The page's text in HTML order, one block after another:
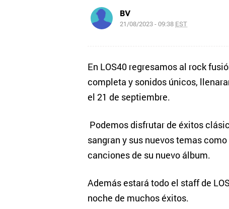
BV
21/08/2023 - 09:38 EST
En LOS40 regresamos al rock
completa y sonidos únicos,
el 21 de septiembre.
Podemos disfrutar de éxitos
sangran y sus nuevos temas
canciones de su nuevo álbum.
Además estará todo el staff de
noche de muchos éxitos.